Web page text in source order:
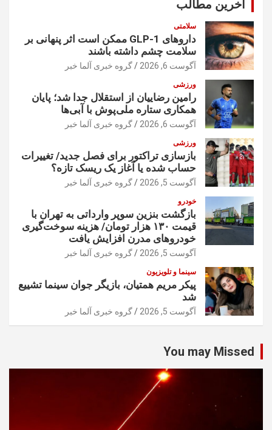
آخرین مطالب
سلامتی
داروهای GLP-1 ممکن است اثر پنهانی بر
سلامت چشم داشته باشند
آگوست 6, 2026 گروه خبری آلما خبر
ورزشی
رامین رضاییان از استقلال جدا شد؛ پایان
همکاری ستاره ملی‌پوش با آبی‌ها
آگوست 6, 2026 گروه خبری آلما خبر
ورزشی
بازسازی تراکتور برای فصل جدید/ تغییرات
حساب شده یا آغاز یک ریسک تازه؟
آگوست 5, 2026 گروه خبری آلما خبر
خودرو
بازگشت بنزین سوپر وارداتی به تهران با
قیمت ۱۳۰ هزار تومان/ هزینه سوخت‌گیری
خودرو‌های مدرن افزایش یافت
آگوست 5, 2026 گروه خبری آلما خبر
سینما و تلویزیون
پیکر مریم همتیان، بازیگر جوان سینما تشییع
شد
آگوست 5, 2026 گروه خبری آلما خبر
You may Missed